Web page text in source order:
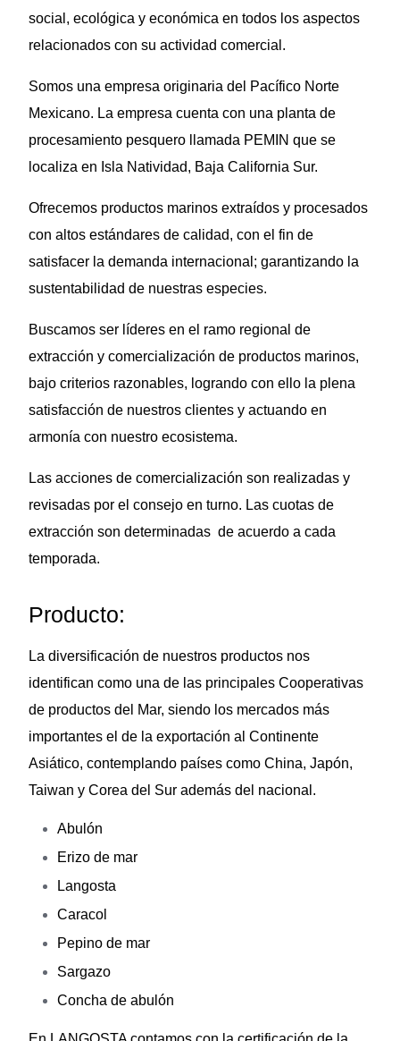
social, ecológica y económica en todos los aspectos
relacionados con su actividad comercial.
Somos una empresa originaria del Pacífico Norte
Mexicano. La empresa cuenta con una planta de
procesamiento pesquero llamada PEMIN que se
localiza en Isla Natividad, Baja California Sur.
Ofrecemos productos marinos extraídos y procesados
con altos estándares de calidad, con el fin de
satisfacer la demanda internacional; garantizando la
sustentabilidad de nuestras especies.
Buscamos ser líderes en el ramo regional de
extracción y comercialización de productos marinos,
bajo criterios razonables, logrando con ello la plena
satisfacción de nuestros clientes y actuando en
armonía con nuestro ecosistema.
Las acciones de comercialización son realizadas y
revisadas por el consejo en turno. Las cuotas de
extracción son determinadas de acuerdo a cada
temporada.
Producto:
La diversificación de nuestros productos nos
identifican como una de las principales Cooperativas
de productos del Mar, siendo los mercados más
importantes el de la exportación al Continente
Asiático, contemplando países como China, Japón,
Taiwan y Corea del Sur además del nacional.
Abulón
Erizo de mar
Langosta
Caracol
Pepino de mar
Sargazo
Concha de abulón